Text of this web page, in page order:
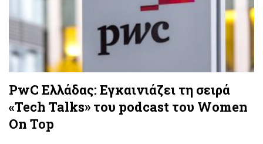
PwC Ελλάδας: Εγκαινιάζει τη σειρά
«Tech Talks» του podcast του Women
On Top